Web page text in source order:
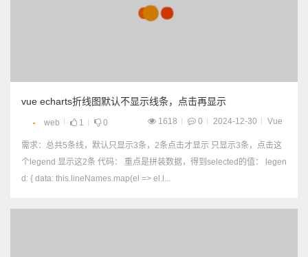
vue echarts折线图默认不显示线条，点击再显示
web 1 0 1618 0 2024-12-30 Vue
需求：总共5条线，默认只显示3条，2条点击才显示 只显示3条，点击这
个legend 显示这2条 代码： 重点是拼装数据，得到selected的值： legen
d: { data: this.lineNames.map(el => el.l...